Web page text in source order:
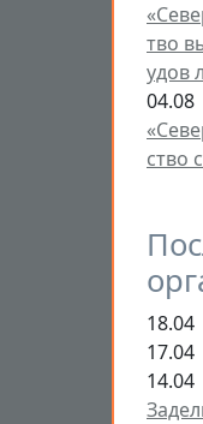
тво
удов
04.08
ство
18.04
17.04
14.04